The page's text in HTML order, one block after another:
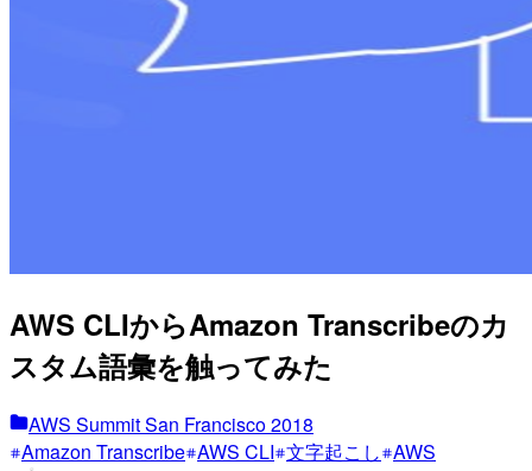
AWS CLIからAmazon Transcribeのカ
スタム語彙を触ってみた
AWS Summit San Francisco 2018
Amazon Transcribe AWS CLI 文字起こし AWS